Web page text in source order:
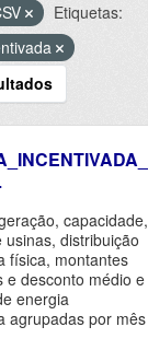
Etiquetas:
capacidade,
usinas, distribuição
física, montantes
e desconto médio e
energia
agrupadas por mês